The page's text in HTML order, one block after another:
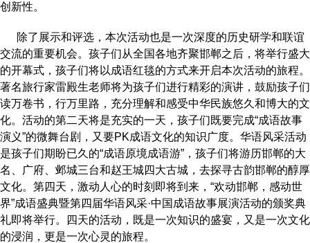
创新性。
除了展示和评选，本次活动也是一次深度的历史研学和联谊
交流的重要机会。孩子们从全国各地齐聚邯郸之后，将举行盛大
的开幕式，孩子们将以成语红毯的方式来开启本次活动的旅程。
著名旅行家雷殿生老师将为孩子们进行精彩的演讲，鼓励孩子们
读万卷书，行万里路，充分理解和感受中华民族悠久和博大的文
化。活动的第二天将是充实的一天，孩子们既要完成“成语故事
演义”的微舞台剧，又要PK成语文化的知识广度。华语风采活动
是孩子们期盼已久的“成语原境成语游”，孩子们将游历邯郸的大
名、广府、邺城三台和赵王城四大古城，去探寻古韵邯郸的醇厚
文化。第四天，激动人心的时刻即将到来，“欢动邯郸，感动世
界”成语盛典暨第四届华语风采·中国成语故事展演活动的颁奖典
礼即将举行。四天的活动，既是一次知识的盛宴，又是一次文化
的浸润，更是一次心灵的旅程。